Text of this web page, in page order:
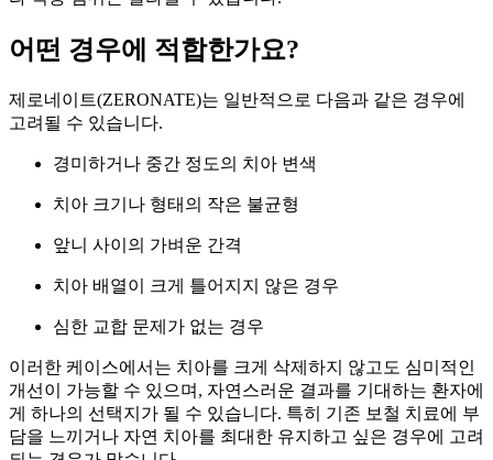
어떤 경우에 적합한가요?
제로네이트(ZERONATE)는 일반적으로 다음과 같은 경우에
고려될 수 있습니다.
경미하거나 중간 정도의 치아 변색
치아 크기나 형태의 작은 불균형
앞니 사이의 가벼운 간격
치아 배열이 크게 틀어지지 않은 경우
심한 교합 문제가 없는 경우
이러한 케이스에서는 치아를 크게 삭제하지 않고도 심미적인
개선이 가능할 수 있으며, 자연스러운 결과를 기대하는 환자에
게 하나의 선택지가 될 수 있습니다. 특히 기존 보철 치료에 부
담을 느끼거나 자연 치아를 최대한 유지하고 싶은 경우에 고려